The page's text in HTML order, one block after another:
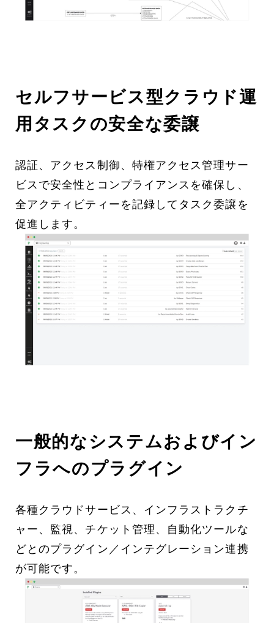
セルフサービス型クラウド運
用タスクの安全な委譲
認証、アクセス制御、特権アクセス管理サー
ビスで安全性とコンプライアンスを確保し、
全アクティビティーを記録してタスク委譲を
促進します。
一般的なシステムおよびイン
フラへのプラグイン
各種クラウドサービス、インフラストラクチ
ャー、監視、チケット管理、自動化ツールな
どとのプラグイン／インテグレーション連携
が可能です。